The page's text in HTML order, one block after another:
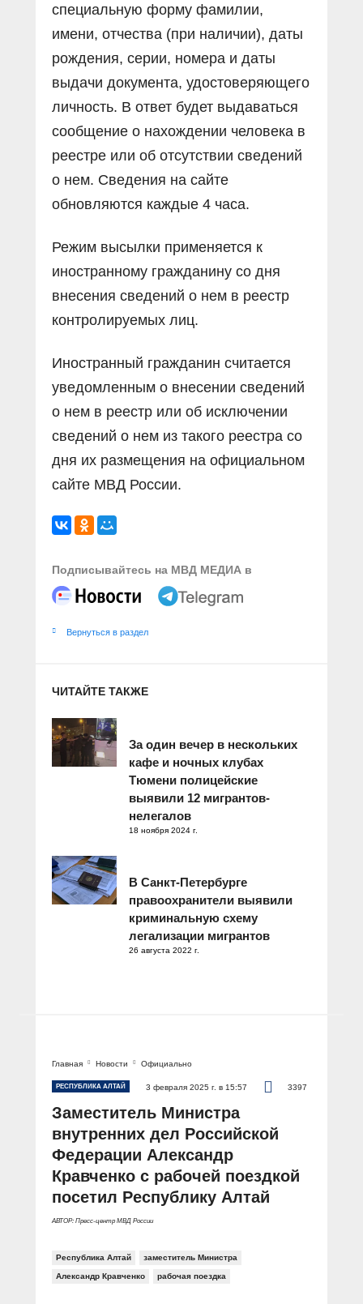
специальную форму фамилии,
имени, отчества (при наличии), даты
рождения, серии, номера и даты
выдачи документа, удостоверяющего
личность. В ответ будет выдаваться
сообщение о нахождении человека в
реестре или об отсутствии сведений
о нем. Сведения на сайте
обновляются каждые 4 часа.
Режим высылки применяется к
иностранному гражданину со дня
внесения сведений о нем в реестр
контролируемых лиц.
Иностранный гражданин считается
уведомленным о внесении сведений
о нем в реестр или об исключении
сведений о нем из такого реестра со
дня их размещения на официальном
сайте МВД России.
Подписывайтесь на МВД МЕДИА в
Вернуться в раздел
ЧИТАЙТЕ ТАКЖЕ
За один вечер в нескольких
кафе и ночных клубах
Тюмени полицейские
выявили 12 мигрантов-
нелегалов
18 ноября 2024 г.
В Санкт-Петербурге
правоохранители выявили
криминальную схему
легализации мигрантов
26 августа 2022 г.
Главная Новости Официально
РЕСПУБЛИКА АЛТАЙ 3 февраля 2025 г. в 15:57 3397
Заместитель Министра
внутренних дел Российской
Федерации Александр
Кравченко с рабочей поездкой
посетил Республику Алтай
АВТОР: Пресс-центр МВД России
Республика Алтай заместитель Министра
Александр Кравченко рабочая поездка